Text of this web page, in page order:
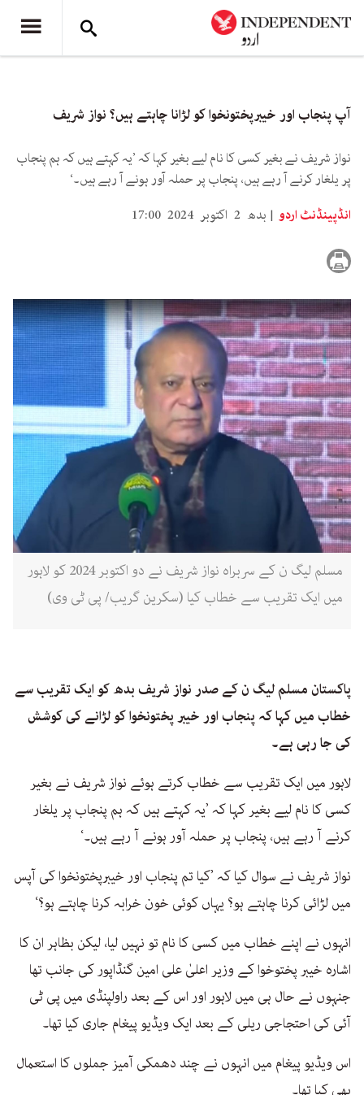
آپ پنجاب اور خیبرپختونخوا کو لڑانا چاہتے ہیں؟ نواز شریف
نواز شریف نے بغیر کسی کا نام لیے بغیر کہا کہ ’یہ کہتے ہیں کہ ہم پنجاب
پر یلغار کرنے آ رہے ہیں، پنجاب پر حملہ آور ہونے آ رہے ہیں۔‘
انڈپینڈنٹ اردو
بدھ 2 اکتوبر 2024 17:00
مسلم لیگ ن کے سربراہ نواز شریف نے دو اکتوبر 2024 کو لاہور
میں ایک تقریب سے خطاب کیا (سکرین گریب/ پی ٹی وی)
پاکستان مسلم لیگ ن کے صدر نواز شریف بدھ کو ایک تقریب سے
خطاب میں کہا کہ پنجاب اور خیبر پختونخوا کو لڑانے کی کوشش
کی جا رہی ہے۔
لاہور میں ایک تقریب سے خطاب کرتے ہوئے نواز شریف نے بغیر
کسی کا نام لیے بغیر کہا کہ ’یہ کہتے ہیں کہ ہم پنجاب پر یلغار
کرنے آ رہے ہیں، پنجاب پر حملہ آور ہونے آ رہے ہیں۔‘
نواز شریف نے سوال کیا کہ ’کیا تم پنجاب اور خیبرپختونخوا کی آپس
میں لڑائی کرنا چاہتے ہو؟ یہاں کوئی خون خرابہ کرنا چاہتے ہو؟‘
انہوں نے اپنے خطاب میں کسی کا نام تو نہیں لیا، لیکن بظاہر ان کا
اشارہ خیبر پختوخوا کے وزیر اعلیٰ علی امین گنڈاپور کی جانب تھا
جنہوں نے حال ہی میں لاہور اور اس کے بعد راولپنڈی میں پی ٹی
آئی کی احتجاجی ریلی کے بعد ایک ویڈیو پیغام جاری کیا تھا۔
اس ویڈیو پیغام میں انہوں نے چند دھمکی آمیز جملوں کا استعمال
بھی کیا تھا۔